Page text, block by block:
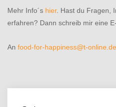
Mehr Info´s hier. Hast du Fragen,
erfahren? Dann schreib mir eine
An food-for-happiness@t-online.de